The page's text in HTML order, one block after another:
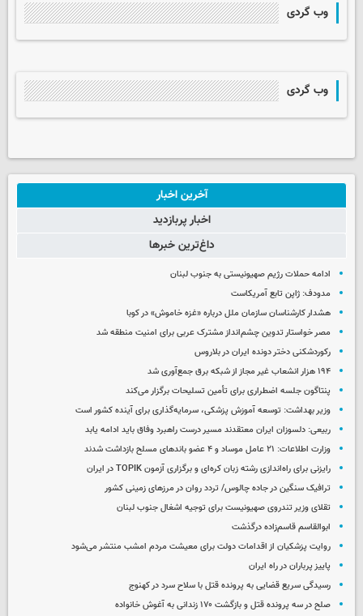
وب گردی
وب گردی
آخرین اخبار
اخبار پربازدید
داغ‌ترین خبرها
ادامه حملات رژیم صهیونیستی به جنوب لبنان
مدودف: ژاپن تابع آمریکاست
هشدار کارشناسان سازمان ملل درباره «غزه‌ خاموش» در کوبا
مصر خواستار تدوین چشم‌انداز مشترک عربی برای امنیت منطقه شد
رکوردشکنی دختر دونده ایران در بلاروس
۱۹۴ هزار انشعاب غیر مجاز از شبکه برق جمع‌آوری شد
پنتاگون جلسه اضطراری برای تأمین تسلیحات برگزار می‌کند
وزیر بهداشت: توسعه آموزش پزشکی، سرمایه‌گذاری برای آینده کشور است
ربیعی: دلسوزان ایران معتقدند مسیر درست راهبرد وفاق باید ادامه یابد
وزارت اطلاعات: ۲۱ عامل موساد و ۴ عضو باندهای مسلح بازداشت شدند
رایزنی برای راه‌اندازی رشته زبان کره‌ای و برگزاری آزمون TOPIK در ایران
ترافیک سنگین در جاده چالوس/ تردد روان در مرزهای زمینی کشور
تقلای وزیر تندروی صهیونیست برای توجیه اشغال جنوب لبنان
ابوالقاسم قاسم‌زاده درگذشت
روایت پزشکیان از اقدامات دولت برای معیشت مردم امشب منتشر می‌شود
پاییز پرباران در راه ایران
رسیدگی سریع قضایی به پرونده قتل با سلاح سرد در کهنوج
صلح در سه پرونده قتل و بازگشت ۱۷۰ زندانی به آغوش خانواده